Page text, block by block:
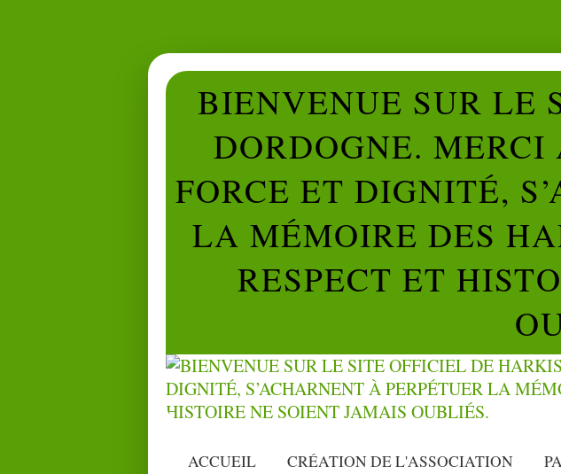
BIENVENUE SUR LE
DORDOGNE.
FORCE ET DIGNITÉ,
LA MÉMOIRE DES
RESPECT ET
ACCUEIL CRÉATION DE L'ASSOCIATION